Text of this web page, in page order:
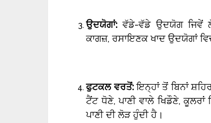
ਉਦਯੋਗਾਂ: ਵੱਡੇ-ਵੱਡੇ ਉਦਯੋਗ ਜਿਵੇਂ
ਕਾਗਜ਼, ਰਸਾਇਣਕ ਖਾਦ ਉਦਯੋਗਾਂ ਵਿਚ
ਫੁਟਕਲ ਵਰਤੋਂ:ਇਨ੍ਹਾਂ ਤੋਂ ਬਿਨਾਂ
ਟੈਂਟ ਧੋਣੇ, ਪਾਣੀ ਵਾਲੇ ਖਿਡੌਣੇ,
ਪਾਣੀ ਦੀ ਲੋੜ ਹੁੰਦੀ ਹੈ।